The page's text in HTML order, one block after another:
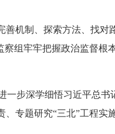
机制、探索方法、找对
察组牢牢把握政治监督根
步深学细悟习近平总书
专题研究“三北”工程实